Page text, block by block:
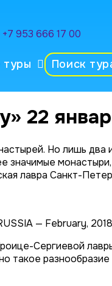
+7 953 666 17 00
туры Поиск
22
Но лишь два
значимые
лавра Санкт-
— February,
Сергиевой
такое